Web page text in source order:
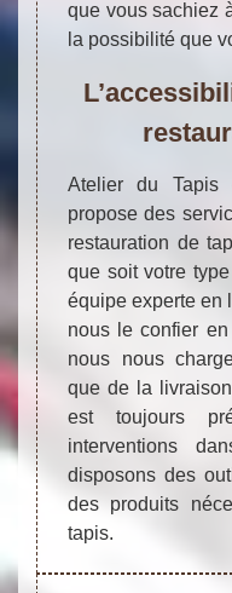
que vous sachiez
la possibilité que
Atelier du Tapis
propose des
restauration de
que soit votre
équipe experte en
nous le confier en
nous nous
que de la
est toujours
interventions
disposons des
des produits
tapis.